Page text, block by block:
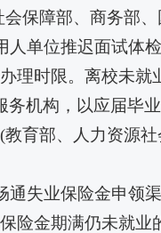
保障部、商务部
单位推迟面试体
理时限。离校未
机构，以应届毕
育部、人力资源
通失业保险金申领
险金期满仍未就